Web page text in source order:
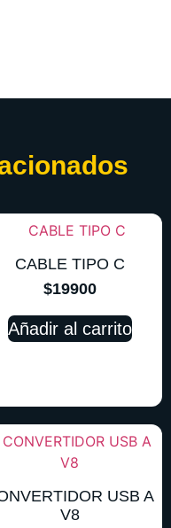
CABLE TIPO C
$19900
Añadir al carrito
USB A
V8